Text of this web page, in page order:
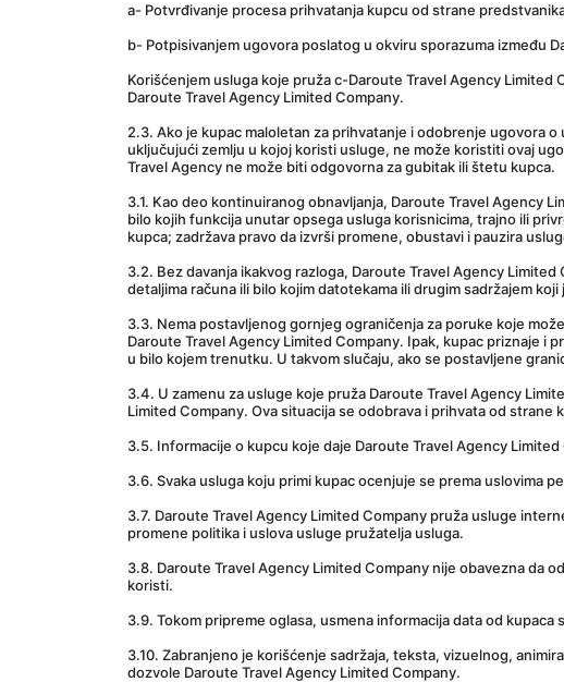
a- Potvrđivanje procesa prihvatanja kupcu od strane
b- Potpisivanjem ugovora poslatog u okviru sporazuma između
Korišćenjem usluga koje pruža c-Daroute Travel Agency
Daroute Travel Agency Limited Company.
2.3. Ako je kupac maloletan za prihvatanje i odobrenje ugovora
uključujući zemlju u kojoj koristi usluge, ne može koristiti ovaj
Travel Agency ne može biti odgovorna za gubitak ili štetu kupca.
3.1. Kao deo kontinuiranog obnavljanja, Daroute Travel Agency
bilo kojih funkcija unutar opsega usluga korisnicima, trajno ili
kupca; zadržava pravo da izvrši promene, obustavi i pauzira
3.2. Bez davanja ikakvog razloga, Daroute Travel Agency
detaljima računa ili bilo kojim datotekama ili drugim sadržajem
3.3. Nema postavljenog gornjeg ograničenja za poruke koje
Daroute Travel Agency Limited Company. Ipak, kupac priznaje i
u bilo kojem trenutku. U takvom slučaju, ako se postavljene
3.4. U zamenu za usluge koje pruža Daroute Travel Agency
Limited Company. Ova situacija se odobrava i prihvata od strane
3.5. Informacije o kupcu koje daje Daroute Travel Agency
3.6. Svaka usluga koju primi kupac ocenjuje se prema uslovima
3.7. Daroute Travel Agency Limited Company pruža usluge
promene politika i uslova usluge pružatelja usluga.
3.8. Daroute Travel Agency Limited Company nije obavezna da
koristi.
3.9. Tokom pripreme oglasa, usmena informacija data od
3.10. Zabranjeno je korišćenje sadržaja, teksta, vizuelnog,
dozvole Daroute Travel Agency Limited Company.